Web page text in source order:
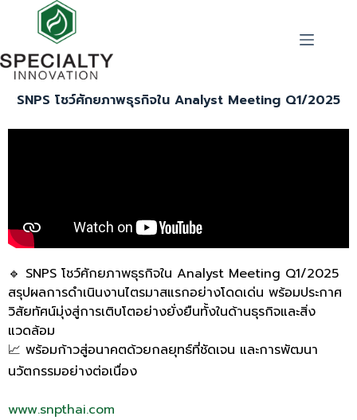
SNPS โชว์ศักยภาพธุรกิจใน Analyst Meeting Q1/2025
🔹 SNPS โชว์ศักยภาพธุรกิจใน Analyst Meeting Q1/2025
สรุปผลการดำเนินงานไตรมาสแรกอย่างโดดเด่น พร้อมประกาศ
วิสัยทัศน์มุ่งสู่การเติบโตอย่างยั่งยืนทั้งในด้านธุรกิจและสิ่ง
แวดล้อม
📈 พร้อมก้าวสู่อนาคตด้วยกลยุทธ์ที่ชัดเจน และการพัฒนา
นวัตกรรมอย่างต่อเนื่อง
www.snpthai.com